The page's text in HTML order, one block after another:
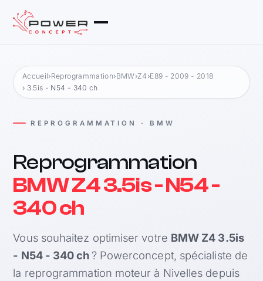
Accueil›Reprogrammation›BMW›Z4 ›E89 - 2009 - 2018
› 3.5is - N54 - 340 ch
REPROGRAMMATION · BMW
Reprogrammation
BMW Z4 3.5is - N54 -
340 ch
Vous souhaitez optimiser votre BMW Z4 3.5is
- N54 - 340 ch? Powerconcept, spécialiste de
la reprogrammation moteur à Nivelles depuis